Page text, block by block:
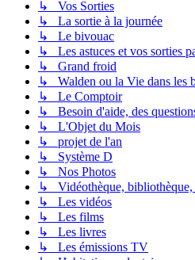
↳ Vos Sorties
↳ La sortie à la journée
↳ Le bivouac
↳ Les astuces et vos sorties
↳ Grand froid
↳ Walden ou la Vie dans les
↳ Le Comptoir
↳ Besoin d'aide, des
↳ L'Objet du Mois
↳ projet de l'an
↳ Système D
↳ Nos Photos
↳ Vidéothèque, bibliothèque,
↳ Les vidéos
↳ Les films
↳ Les livres
↳ Les émissions TV